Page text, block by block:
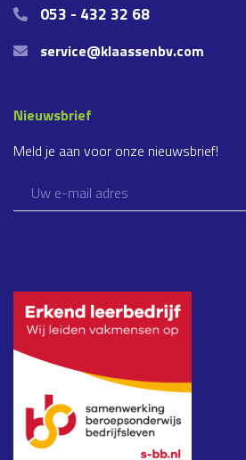
053 - 432 32 68
service@klaassenbv.com
Nieuwsbrief
Meld je aan voor onze nieuwsbrief!